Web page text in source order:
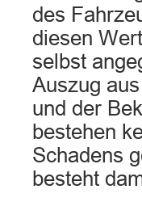
des
diesen
selbst
Auszug
und der
bestehen
Schadens
besteht